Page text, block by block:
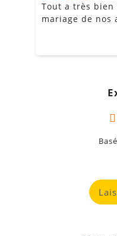
Tout a très
mariage de nos